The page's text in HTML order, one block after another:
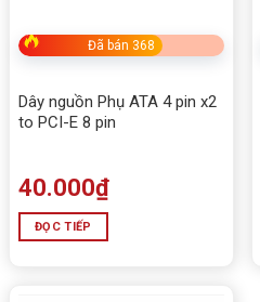
Đã bán 368
Dây nguồn Phụ ATA 4 pin x2
to PCI-E 8 pin
40.000₫
ĐỌC TIẾP